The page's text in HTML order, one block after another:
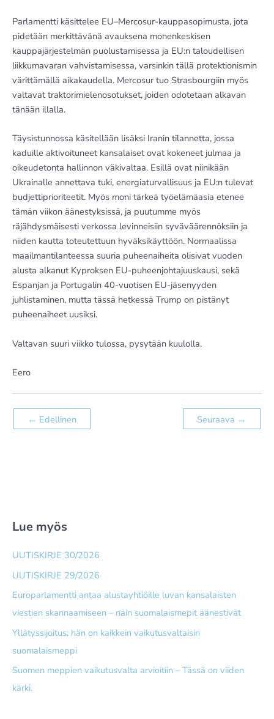
Parlamentti käsittelee EU–Mercosur-kauppasopimusta, jota
pidetään merkittävänä avauksena monenkeskisen
kauppajärjestelmän puolustamisessa ja EU:n taloudellisen
liikkumavaran vahvistamisessa, varsinkin tällä protektionismin
värittämällä aikakaudella. Mercosur tuo Strasbourgiin myös
valtavat traktorimielenosotukset, joiden odotetaan alkavan
tänään illalla.
Täysistunnossa käsitellään lisäksi Iranin tilannetta, jossa
kaduille aktivoituneet kansalaiset ovat kokeneet julmaa ja
oikeudetonta hallinnon väkivaltaa. Esillä ovat niinikään
Ukrainalle annettava tuki, energiaturvallisuus ja EU:n tulevat
budjettiprioriteetit. Myös moni tärkeä työelämäasia etenee
tämän viikon äänestyksissä, ja puutumme myös
räjähdysmäisesti verkossa levinneisiin syväväärennöksiin ja
niiden kautta toteutettuun hyväksikäyttöön. Normaalissa
maailmantilanteessa suuria puheenaiheita olisivat vuoden
alusta alkanut Kyproksen EU-puheenjohtajuuskausi, sekä
Espanjan ja Portugalin 40-vuotisen EU-jäsenyyden
juhlistaminen, mutta tässä hetkessä Trump on pistänyt
puheenaiheet uusiksi.
Valtavan suuri viikko tulossa, pysytään kuulolla.
Eero
← Edellinen Seuraava →
Lue myös
UUTISKIRJE 30/2026
UUTISKIRJE 29/2026
Europarlamentti antaa alusta­yhtiöille luvan kansalaisten
viestien skannaamiseen – näin suomalais­mepit äänestivät
Yllätyssijoitus: hän on kaikkein vaikutusvaltaisin
suomalaismeppi
Suomen meppien vaikutusvalta arvioitiin – Tässä on viiden
kärki.